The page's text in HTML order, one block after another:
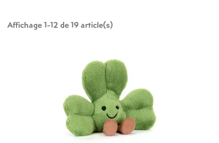
Affichage 1-12 de 19 article(s)